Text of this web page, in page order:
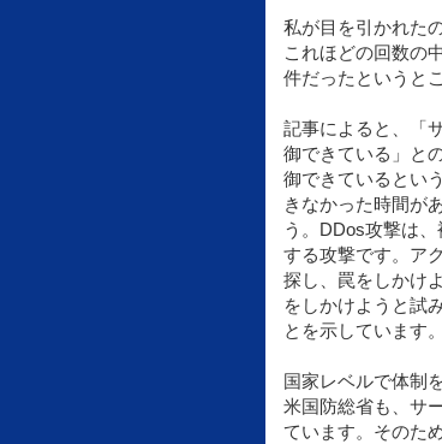
私が目を引かれた
これほどの回数の
件だったというと
記事によると、「
御できている」と
御できているとい
きなかった時間が
う。DDos攻撃は
する攻撃です。ア
探し、罠をしかけ
をしかけようと試
とを示しています。
国家レベルで体制
米国防総省も、サ
ています。そのた